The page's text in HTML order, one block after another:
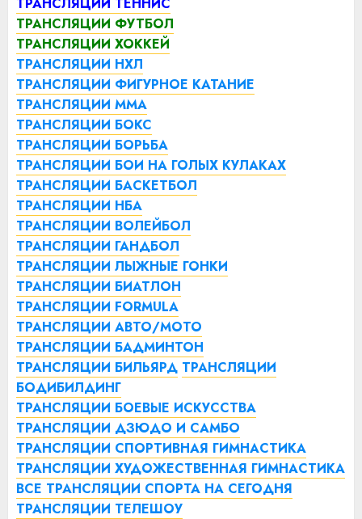
ТРАНСЛЯЦИИ ФУТБОЛ
ТРАНСЛЯЦИИ ХОККЕЙ
ТРАНСЛЯЦИИ НХЛ
ТРАНСЛЯЦИИ ФИГУРНОЕ КАТАНИЕ
ТРАНСЛЯЦИИ ММА
ТРАНСЛЯЦИИ БОКС
ТРАНСЛЯЦИИ БОРЬБА
ТРАНСЛЯЦИИ БОИ НА ГОЛЫХ КУЛАКАХ
ТРАНСЛЯЦИИ БАСКЕТБОЛ
ТРАНСЛЯЦИИ НБА
ТРАНСЛЯЦИИ ВОЛЕЙБОЛ
ТРАНСЛЯЦИИ ГАНДБОЛ
ТРАНСЛЯЦИИ ЛЫЖНЫЕ ГОНКИ
ТРАНСЛЯЦИИ БИАТЛОН
ТРАНСЛЯЦИИ FORMULA
ТРАНСЛЯЦИИ АВТО/МОТО
ТРАНСЛЯЦИИ БАДМИНТОН
ТРАНСЛЯЦИИ БИЛЬЯРД ТРАНСЛЯЦИИ
БОДИБИЛДИНГ
ТРАНСЛЯЦИИ БОЕВЫЕ ИСКУССТВА
ТРАНСЛЯЦИИ ДЗЮДО И САМБО
ТРАНСЛЯЦИИ СПОРТИВНАЯ ГИМНАСТИКА
ТРАНСЛЯЦИИ ХУДОЖЕСТВЕННАЯ ГИМНАСТИКА
ВСЕ ТРАНСЛЯЦИИ СПОРТА НА СЕГОДНЯ
ТРАНСЛЯЦИИ ТЕЛЕШОУ